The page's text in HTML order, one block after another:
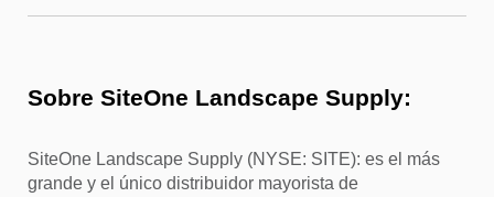
Sobre SiteOne Landscape Supply:
SiteOne Landscape Supply (NYSE: SITE): es el más
grande y el único distribuidor mayorista de